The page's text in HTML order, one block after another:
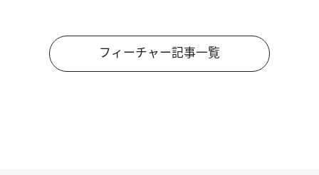
フィーチャー記事一覧